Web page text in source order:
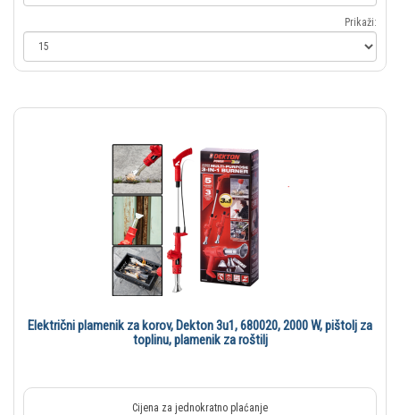
Prikaži:
Električni plamenik za korov, Dekton 3u1, 680020, 2000 W, pištolj za
toplinu, plamenik za roštilj